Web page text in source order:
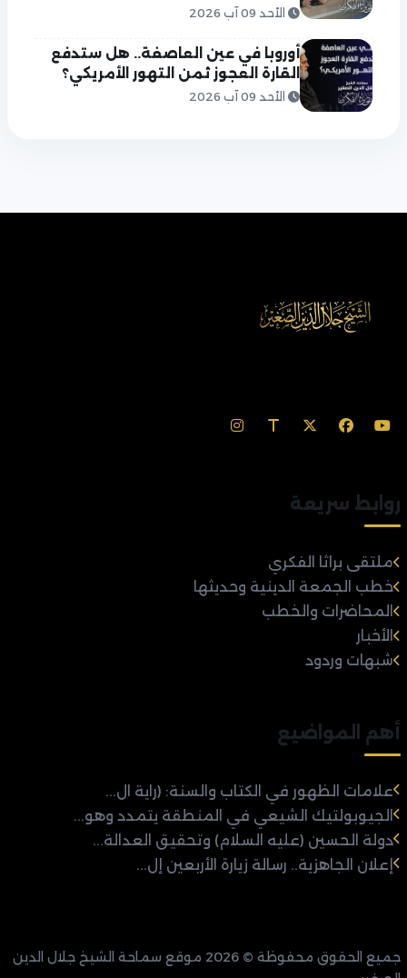
الأحد 09 آب 2026
أوروبا في عين العاصفة.. هل ستدفع
القارة العجوز ثمن التهور الأمريكي؟
الأحد 09 آب 2026
روابط سريعة
ملتقى براثا الفكري
خطب الجمعة الدينية وحديثها
المحاضرات والخطب
الأخبار
شبهات وردود
أهم المواضيع
علامات الظهور في الكتاب والسنة: (راية ال...
الجيوبولتيك الشيعي في المنطقة يتمدد وهو...
دولة الحسين (عليه السلام) وتحقيق العدالة...
إعلان الجاهزية.. رسالة زيارة الأربعين إل...
جميع الحقوق محفوظة © 2026 موقع سماحة الشيخ جلال الدين